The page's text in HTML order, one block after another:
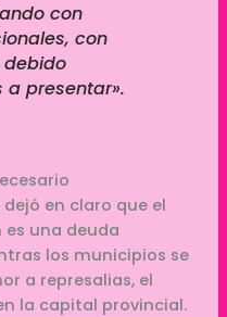
con
con
debido
presentar».
en claro que el
una deuda
los municipios se
a represalias, el
la capital provincial.